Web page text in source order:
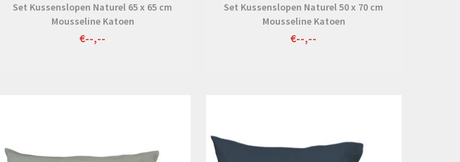
Set Kussenslopen Naturel 65 x 65 cm
Mousseline Katoen
€--,--
Set Kussenslopen Naturel 50 x 70 cm
Mousseline Katoen
€--,--